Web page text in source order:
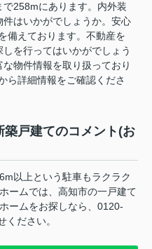
258mにあります。内外装
はいかがでしょうか。安心
備えております。不動産を
を行ってはいかがでしょう
物件情報を取り扱っており
ら詳細情報をご確認くださ
戸建てのコメント(お
以上という駐車もラクラク
ームでは、高知市の一戸建て
ームをお探しなら、0120-
ださい。